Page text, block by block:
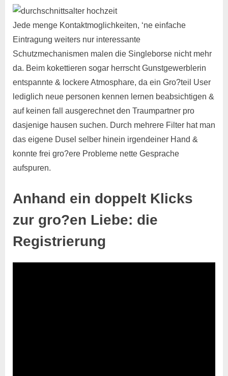
Jede menge Kontaktmoglichkeiten, ‘ne einfache
Eintragung weiters nur interessante
Schutzmechanismen malen die Singleborse nicht mehr
da. Beim kokettieren sogar herrscht Gunstgewerblerin
entspannte & lockere Atmosphare, da ein Gro?teil User
lediglich neue personen kennen lernen beabsichtigen &
auf keinen fall ausgerechnet den Traumpartner pro
dasjenige hausen suchen. Durch mehrere Filter hat man
das eigene Dusel selber hinein irgendeiner Hand &
konnte frei gro?ere Probleme nette Gesprache
aufspuren.
Anhand ein doppelt Klicks
zur gro?en Liebe: die
Registrierung